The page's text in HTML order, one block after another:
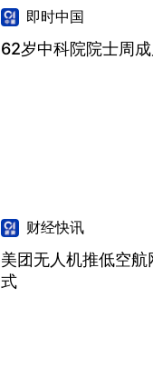
即时中国
62岁中科院院士周
财经快讯
美团无人机推低空
式